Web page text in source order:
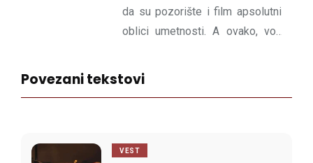
da su pozorište i film apsolutni
oblici umetnosti. A ovako, voli
jugoslovenski crni talas. Talase
Povezani tekstovi
VEST